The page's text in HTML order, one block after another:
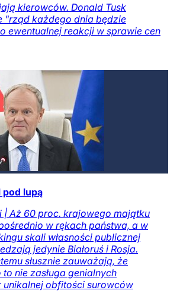
kierowców. Donald Tusk
"rząd każdego dnia będzie
ewentualnej reakcji w sprawie cen
pod lupą
| Aż 60 proc. krajowego majątku
w rękach państwa, a w
skali własności publicznej
jedynie Białoruś i Rosja.
słusznie zauważają, że
nie zasługa genialnych
unikalnej obfitości surowców